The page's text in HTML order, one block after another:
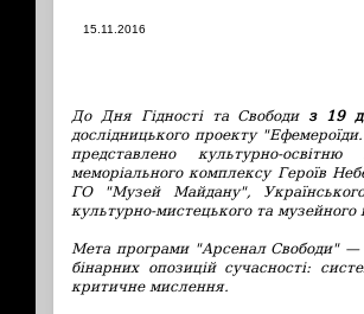
15.11.2016
До Дня Гідності та Свободи з 19
дослідницького проекту
представлено культурно-
меморіального комплексу Героїв
ГО "Музей Майдану", Українського
культурно-мистецького та
Мета програми "Арсенал Свободи" —
бінарних опозицій сучасності:
критичне мислення.